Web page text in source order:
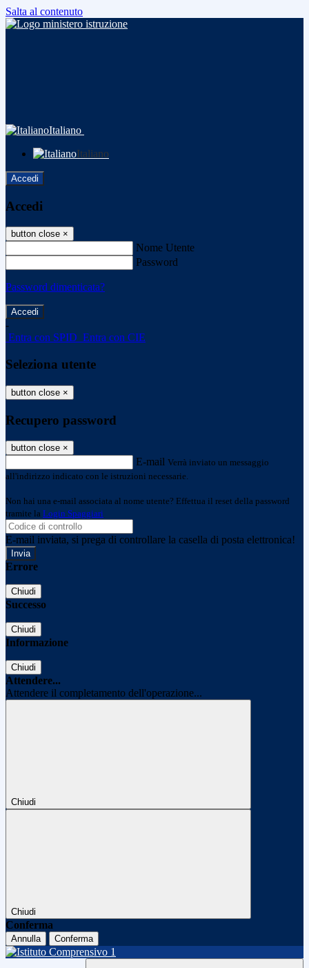
Salta al contenuto
Italiano
Italiano
Accedi
Accedi
button close ×
Nome Utente
Password
Password dimenticata?
-
Entra con SPID Entra con CIE
Seleziona utente
button close ×
Recupero password
button close ×
E-mail Verrà inviato un messaggio
all'indirizzo indicato con le istruzioni necessarie.
Non hai una e-mail associata al nome utente? Effettua il reset della password
tramite la Login Spaggiari
E-mail inviata, si prega di controllare la casella di posta elettronica!
Errore
Chiudi
Successo
Chiudi
Informazione
Chiudi
Attendere...
Attendere il completamento dell'operazione...
Chiudi
Chiudi
Conferma
Annulla Conferma